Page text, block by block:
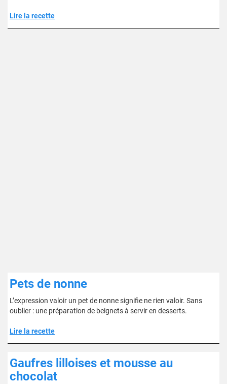
Lire la recette
Pets de nonne
L’expression valoir un pet de nonne signifie ne rien valoir. Sans
oublier : une préparation de beignets à servir en desserts.
Lire la recette
Gaufres lilloises et mousse au
chocolat